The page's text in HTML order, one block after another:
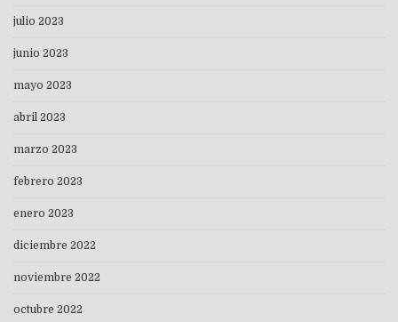
julio 2023
junio 2023
mayo 2023
abril 2023
marzo 2023
febrero 2023
enero 2023
diciembre 2022
noviembre 2022
octubre 2022